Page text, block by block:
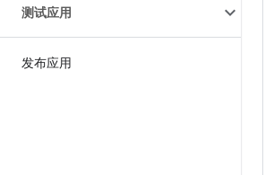
测试应用
发布应用